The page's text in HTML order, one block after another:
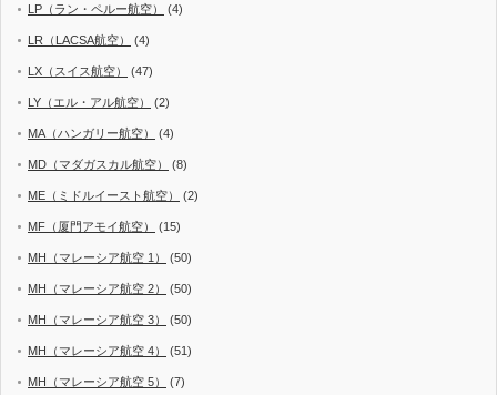
LP（ラン・ペルー航空） (4)
LR（LACSA航空） (4)
LX（スイス航空） (47)
LY（エル・アル航空） (2)
MA（ハンガリー航空） (4)
MD（マダガスカル航空） (8)
ME（ミドルイースト航空） (2)
MF（厦門アモイ航空） (15)
MH（マレーシア航空 1） (50)
MH（マレーシア航空 2） (50)
MH（マレーシア航空 3） (50)
MH（マレーシア航空 4） (51)
MH（マレーシア航空 5） (7)